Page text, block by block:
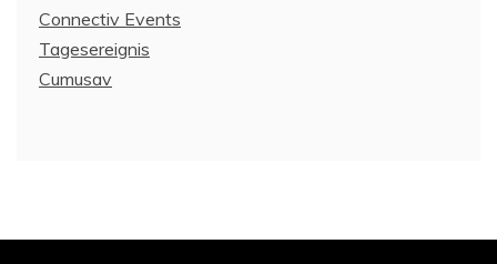
Connectiv Events
Tagesereignis
Cumusav